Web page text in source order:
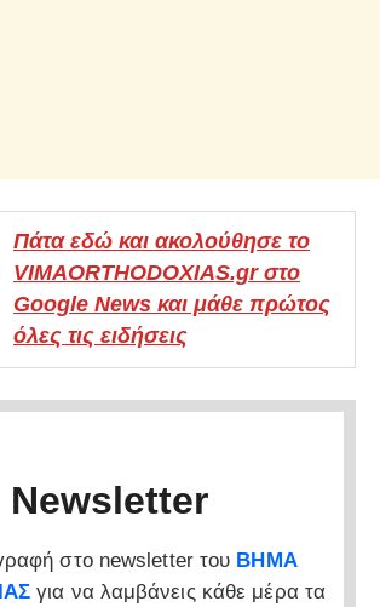
Πάτα εδώ και ακολούθησε το
VIMAORTHODOXIAS.gr στο
Google News και μάθε πρώτος
όλες τις ειδήσεις
Newsletter
στο newsletter του ΒΗΜΑ
για να λαμβάνεις κάθε μέρα τα